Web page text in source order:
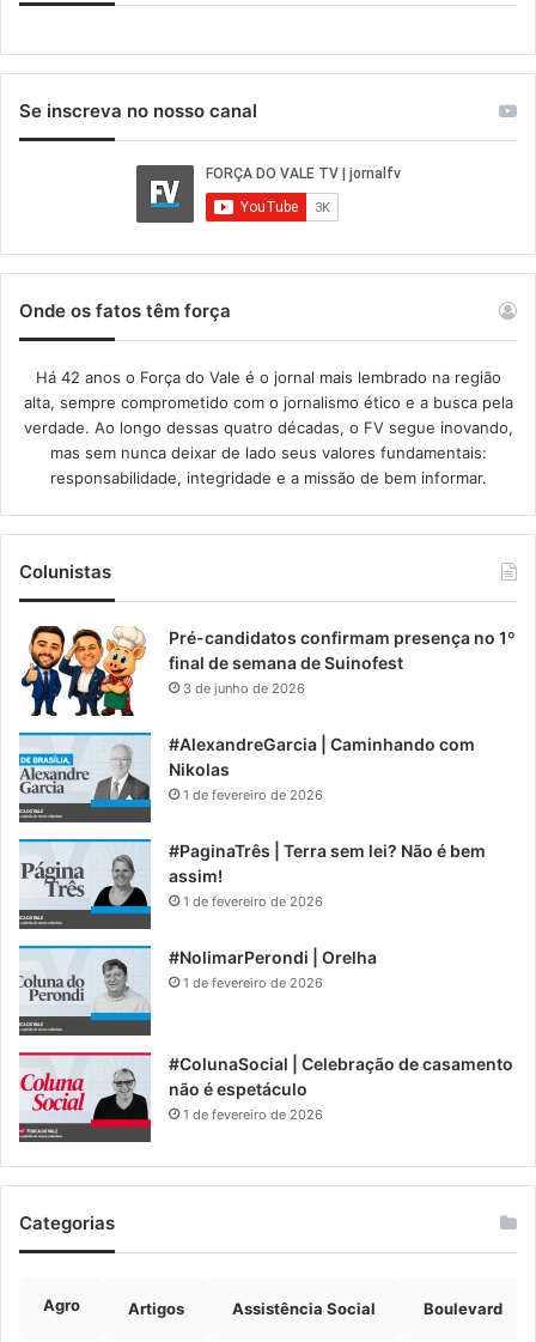
Se inscreva no nosso canal
Onde os fatos têm força
Há 42 anos o Força do Vale é o jornal mais lembrado na região
alta, sempre comprometido com o jornalismo ético e a busca pela
verdade. Ao longo dessas quatro décadas, o FV segue inovando,
mas sem nunca deixar de lado seus valores fundamentais:
responsabilidade, integridade e a missão de bem informar.​
Colunistas
Pré-candidatos confirmam presença no 1º
final de semana de Suinofest
3 de junho de 2026
#AlexandreGarcia | Caminhando com
Nikolas
1 de fevereiro de 2026
#PaginaTrês | Terra sem lei? Não é bem
assim!
1 de fevereiro de 2026
#NolimarPerondi | Orelha
1 de fevereiro de 2026
#ColunaSocial | Celebração de casamento
não é espetáculo
1 de fevereiro de 2026
Categorias
Agro Artigos Assistência Social Boulevard